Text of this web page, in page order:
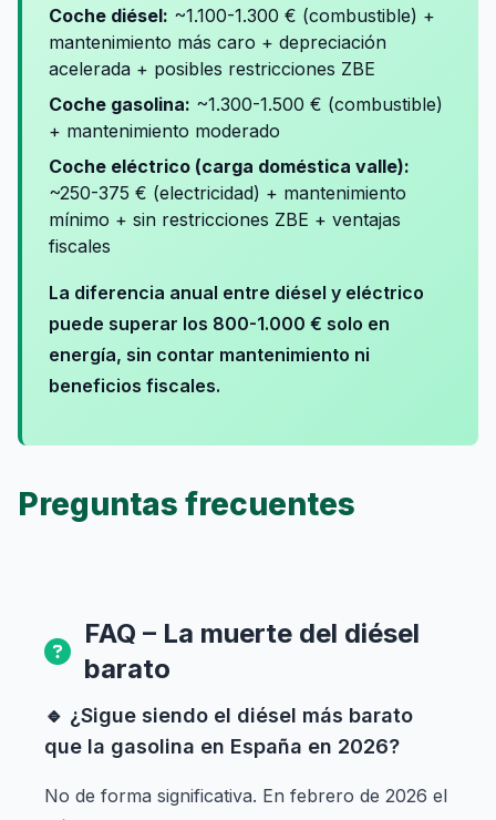
Coche diésel: ~1.100-1.300 € (combustible) +
mantenimiento más caro + depreciación
acelerada + posibles restricciones ZBE
Coche gasolina: ~1.300-1.500 € (combustible)
+ mantenimiento moderado
Coche eléctrico (carga doméstica valle):
~250-375 € (electricidad) + mantenimiento
mínimo + sin restricciones ZBE + ventajas
fiscales
La diferencia anual entre diésel y eléctrico
puede superar los 800-1.000 € solo en
energía, sin contar mantenimiento ni
beneficios fiscales.
Preguntas frecuentes
FAQ – La muerte del diésel
barato
🔹 ¿Sigue siendo el diésel más barato
que la gasolina en España en 2026?
No de forma significativa. En febrero de 2026 el